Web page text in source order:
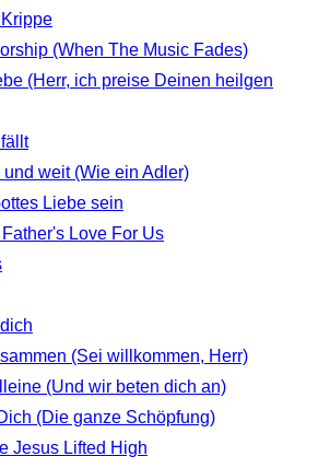
(When The Music Fades)
(Herr, ich preise Deinen heilgen
weit (Wie ein Adler)
Liebe sein
Love For Us
(Sei willkommen, Herr)
(Und wir beten dich an)
(Die ganze Schöpfung)
Jesus Lifted High